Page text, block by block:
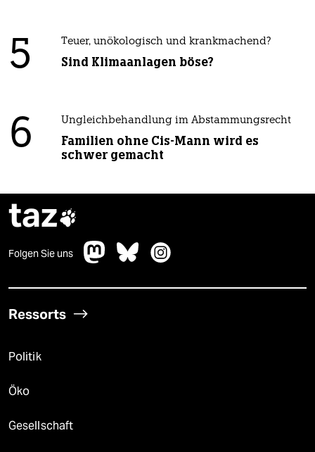
5 Teuer, unökologisch und krankmachend?
Sind Klimaanlagen böse?
6 Ungleichbehandlung im Abstammungsrecht
Familien ohne Cis-Mann wird es
schwer gemacht
taz
Folgen Sie uns
Ressorts
Politik
Öko
Gesellschaft